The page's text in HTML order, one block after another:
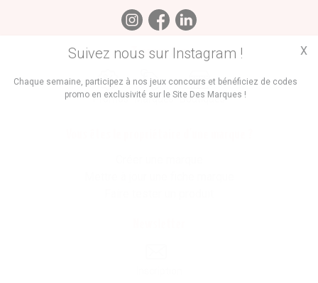
Suivez nous sur Instagram !
Chaque semaine, participez à nos jeux concours et bénéficiez de codes
promo en exclusivité sur le Site Des Marques !
X
Trouvez des
Promos Marques Boutiques